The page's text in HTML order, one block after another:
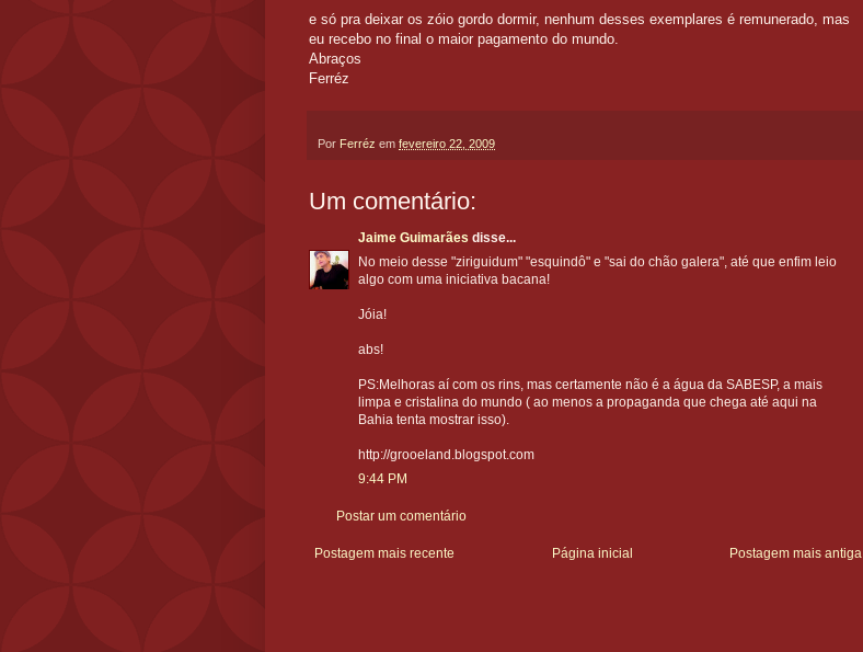
e só pra deixar os zóio gordo dormir, nenhum desses exemplares é remunerado, mas
eu recebo no final o maior pagamento do mundo.
Abraços
Ferréz
Por Ferréz em fevereiro 22, 2009
Um comentário:
Jaime Guimarães disse...
No meio desse "ziriguidum" "esquindô" e "sai do chão galera", até que enfim leio
algo com uma iniciativa bacana!
Jóia!
abs!
PS:Melhoras aí com os rins, mas certamente não é a água da SABESP, a mais
limpa e cristalina do mundo ( ao menos a propaganda que chega até aqui na
Bahia tenta mostrar isso).
http://grooeland.blogspot.com
9:44 PM
Postar um comentário
Postagem mais recente Postagem mais antiga
Página inicial